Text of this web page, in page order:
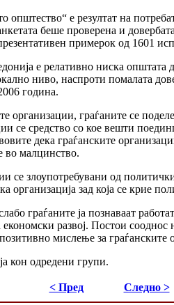
општество“ е резултат на
беше проверена и
примерок од 1601
е релативно ниска
ниво, наспроти помалата
година.
организации, граѓаните се
се средство со кое вешти
дека граѓанските
во малцинство.
се злоупотребувани од
организација зад која се крие
граѓаните ја познаваат
развој. Постои
мислење за граѓанските
кон одредени групи.
< Пред Следно >